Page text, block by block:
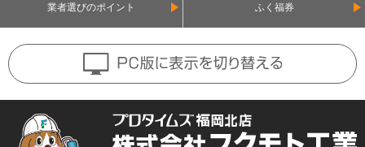
業者選びのポイント ふく福券